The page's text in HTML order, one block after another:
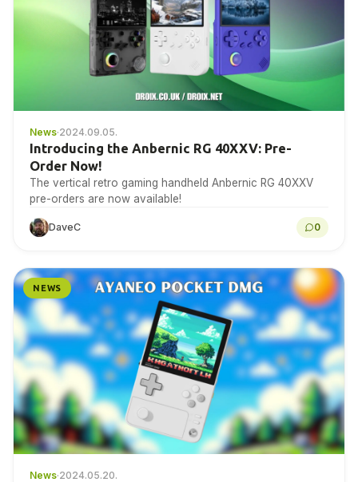
News·2024.09.05.
Introducing the Anbernic RG 40XXV: Pre-
Order Now!
The vertical retro gaming handheld Anbernic RG 40XXV
pre-orders are now available!
DaveC 0
NEWS
News·2024.05.20.